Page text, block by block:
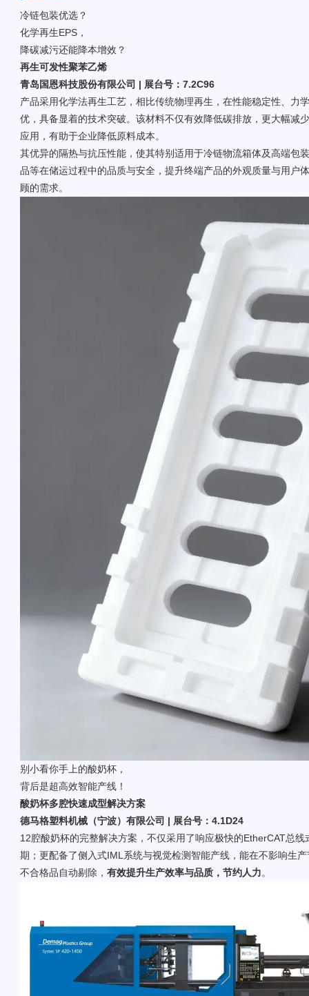
冷链包装优选？
化学再生EPS，
降碳减污还能降本增效？
再生可发性聚苯乙烯
青岛国恩科技股份有限公司 | 展台号：7.2C96
产品采用化学法再生工艺，相比传统物理再生，在性能稳定性、力
优，具备显着的技术突破。该材料不仅有效降低碳排放，更大幅减
应用，有助于企业降低原料成本。
其优异的隔热与抗压性能，使其特别适用于冷链物流箱体及高端包
品等在储运过程中的品质与安全，提升终端产品的外观质量与用户
顾的需求。
别小看你手上的酸奶杯，
背后是超高效智能产线！
酸奶杯多腔快速成型解决方案
德马格塑料机械（宁波）有限公司 | 展台号：4.1D24
12腔酸奶杯的完整解决方案，不仅采用了响应极快的EtherCAT总
期；更配备了侧入式IML系统与视觉检测智能产线，能在不影响生
不合格品自动剔除， 有效提升生产效率与品质，节约人力。